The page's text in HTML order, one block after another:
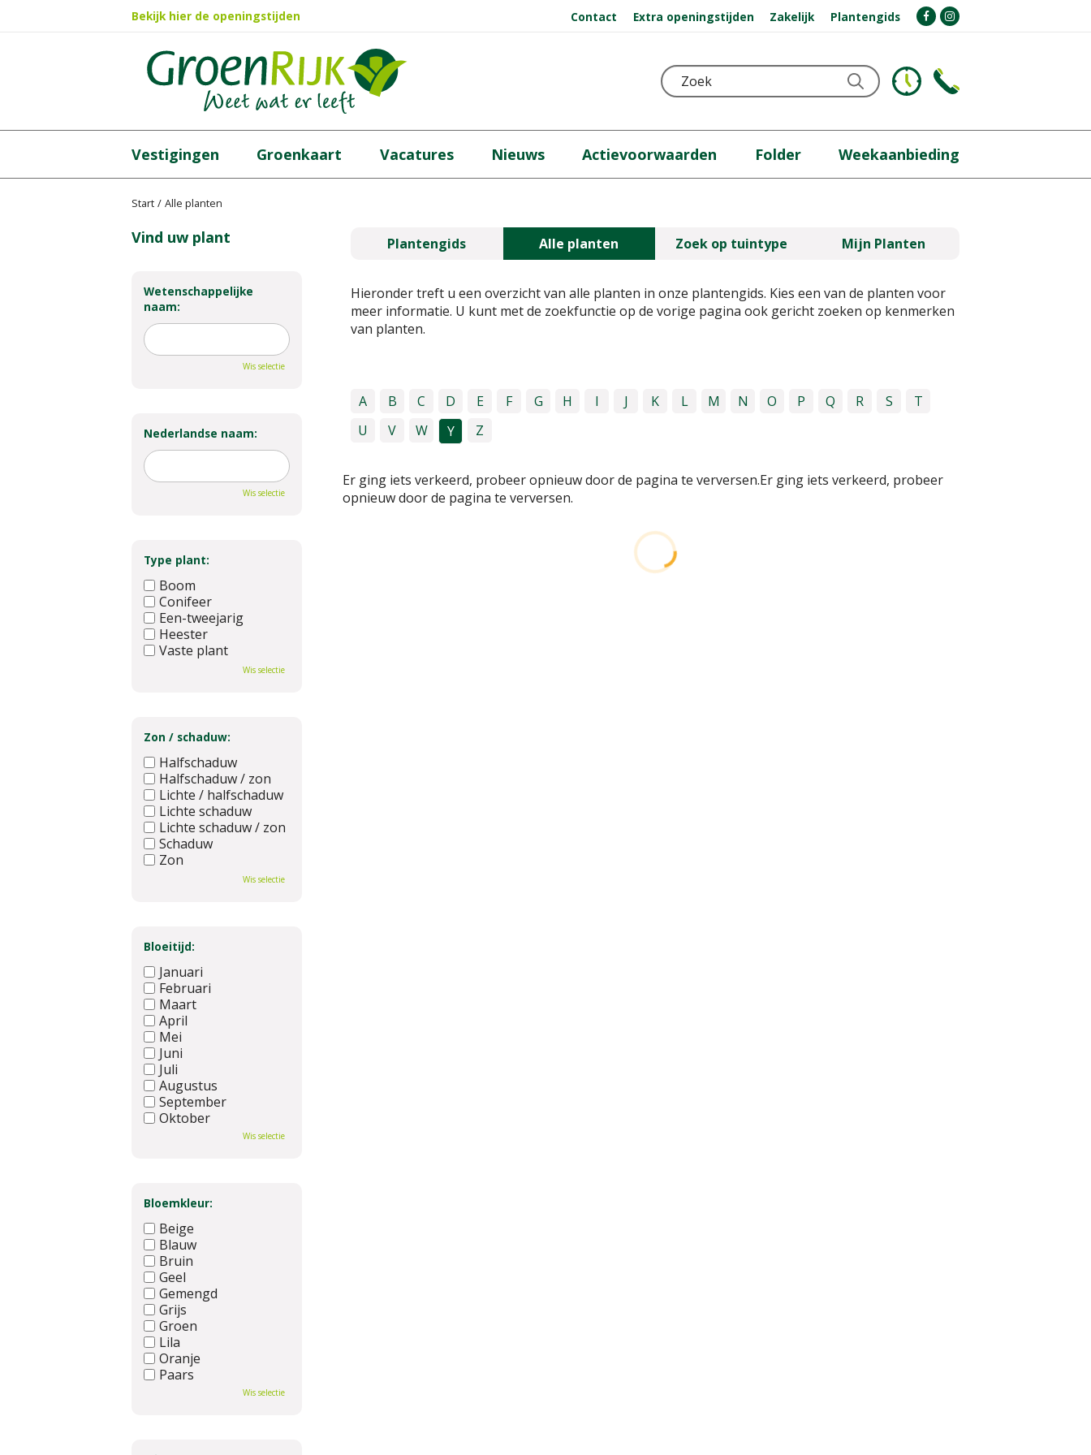
Start Alle planten
Bekijk hier de openingstijden Contact Extra openingstijden Zakelijk Plantengids
Vestigingen Groenkaart Vacatures Nieuws Actievoorwaarden Folder Weekaanbieding
Plantengids Alle planten Zoek op tuintype Mijn Planten
Hieronder treft u een overzicht van alle planten in onze plantengids. Kies een van de planten voor
meer informatie. U kunt met de zoekfunctie op de vorige pagina ook gericht zoeken op kenmerken
van planten.
A B C D E F G H I J K L M N O P Q R S
T
U
V W Y Z
Er ging iets verkeerd, probeer opnieuw door de pagina te verversen.Er ging iets verkeerd, probeer
opnieuw door de pagina te verversen.
Vind uw plant
Wetenschappelijke
naam:
Wis selectie
Nederlandse naam:
Wis selectie
Type plant:
Boom
Conifeer
Een-tweejarig
Heester
Vaste plant
Wis selectie
Zon / schaduw:
Halfschaduw
Halfschaduw / zon
Lichte / halfschaduw
Lichte schaduw
Lichte schaduw / zon
Schaduw
Zon
Wis selectie
Bloeitijd:
Januari
Februari
Maart
April
Mei
Juni
Juli
Augustus
September
Oktober
Wis selectie
Bloemkleur:
Beige
Blauw
Bruin
Geel
Gemengd
Grijs
Groen
Lila
Oranje
Paars
Wis selectie